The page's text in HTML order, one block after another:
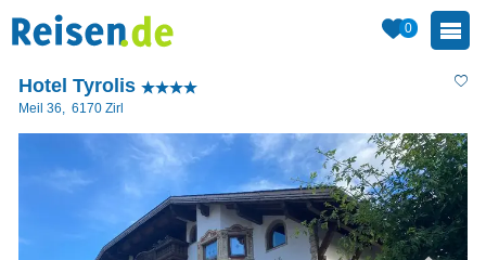
0
Hotel Tyrolis
Meil 36, 6170 Zirl